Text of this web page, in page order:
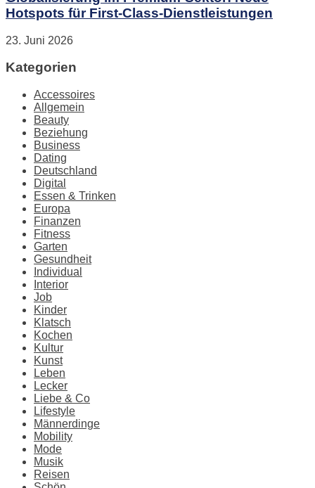
Hotspots für First-Class-Dienstleistungen
23. Juni 2026
Kategorien
Accessoires
Allgemein
Beauty
Beziehung
Business
Dating
Deutschland
Digital
Essen & Trinken
Europa
Finanzen
Fitness
Garten
Gesundheit
Individual
Interior
Job
Kinder
Klatsch
Kochen
Kultur
Kunst
Leben
Lecker
Liebe & Co
Lifestyle
Männerdinge
Mobility
Mode
Musik
Reisen